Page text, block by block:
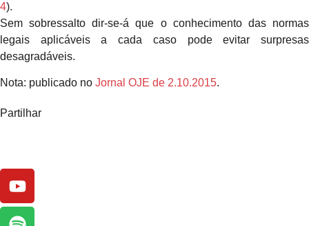
4).
Sem sobressalto dir-se-á que o conhecimento das normas
legais aplicáveis a cada caso pode evitar surpresas
desagradáveis.
Nota: publicado no Jornal OJE de 2.10.2015.
Partilhar